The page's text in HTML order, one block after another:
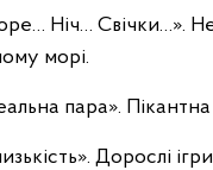
Ніч… Свічки…».
морі.
пара». Пікантна
Дорослі